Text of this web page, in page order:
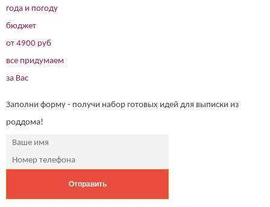
года и погоду
бюджет
от 4900 руб
все придумаем
за Вас
Заполни форму - получи набор готовых идей для выписки из
роддома!